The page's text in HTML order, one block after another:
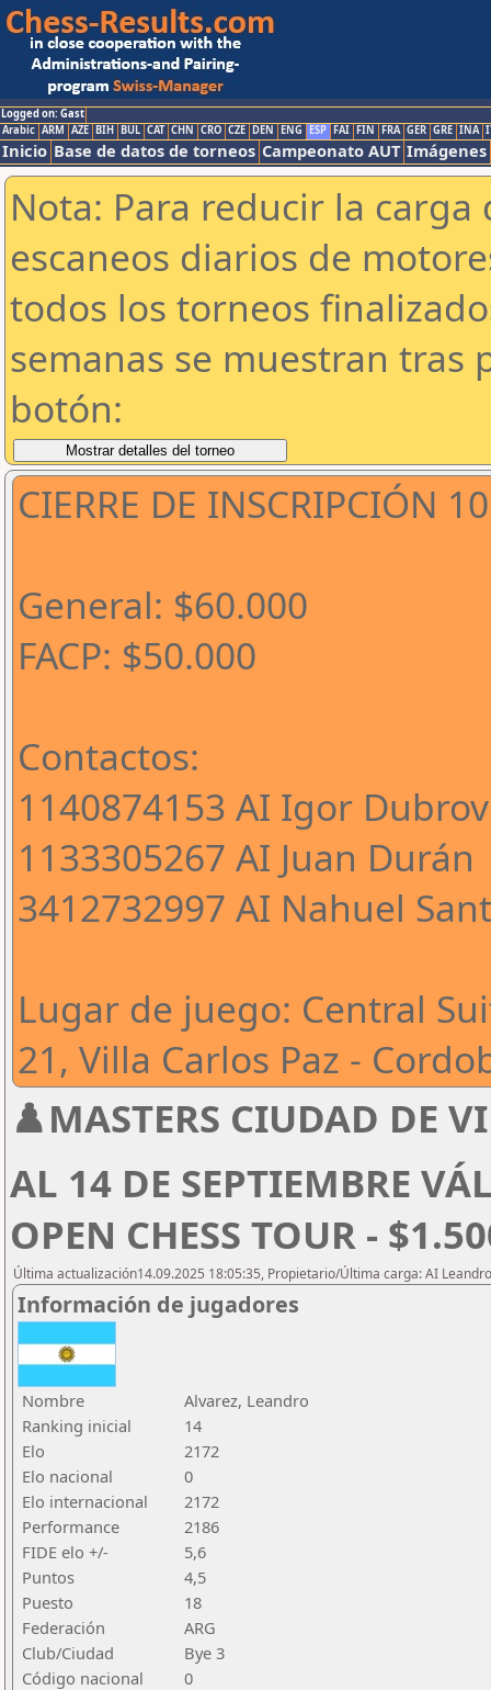
Logged on: Gast
Arabic ARM AZE BIH BUL CAT CHN CRO CZE DEN ENG ESP FAI FIN FRA GER GRE INA
Inicio Base de datos de torneos Campeonato AUT Imágenes
Nota: Para reducir la
escaneos diarios de
todos los torneos
semanas se muestran tras
botón:
CIERRE DE INSCRIPCIÓN
General: $60.000
FACP: $50.000
Contactos:
1140874153 AI Igor
1133305267 AI Juan Durán
3412732997 AI Nahuel
Lugar de juego: Central
21, Villa Carlos Paz -
♟️MASTERS CIUDAD DE
AL 14 DE SEPTIEMBRE
OPEN CHESS TOUR -
Última actualización14.09.2025 18:05:35, Propietario/Última carga: AI
Información de jugadores
Nombre
Alvarez, Leandro
Ranking inicial
14
Elo
2172
Elo nacional
0
Elo internacional
2172
Performance
2186
FIDE elo +/-
5,6
Puntos
4,5
Puesto
18
Federación
ARG
Club/Ciudad
Bye 3
Código nacional
0